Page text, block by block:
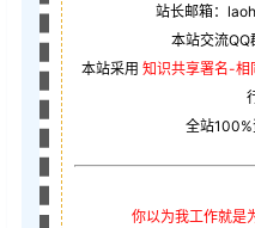
站长邮箱：
本站交流
本站采用 知识共享署名-相
全站
你以为我工作就是